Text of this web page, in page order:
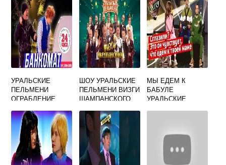
УРАЛЬСКИЕ
ПЕЛЬМЕНИ
ОГРАБЛЕНИЕ
СМОТРЕТЬ
ШОУ УРАЛЬСКИЕ
ПЕЛЬМЕНИ ВИЗГИ
ШАМПАНСКОГО
МЫ ЕДЕМ К
БАБУЛЕ
УРАЛЬСКИЕ